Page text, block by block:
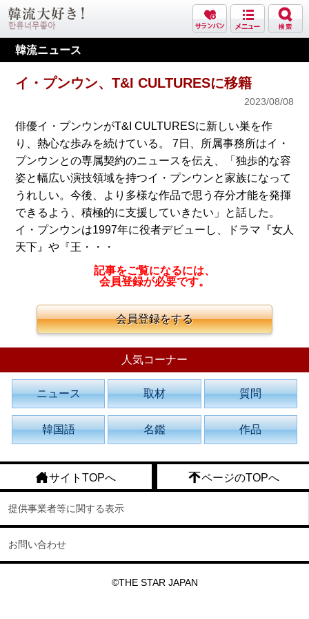
韓流ニュース
イ・プンウン、T&I CULTURESに移籍
2023/08/08
俳優イ・プンウンがT&I CULTURESに新しい巣を作
り、熱心な歩みを続けている。 7日、所属事務所はイ・
プンウンとの専属契約のニュースを伝え、「独歩的な容
姿と幅広い演技領域を持つイ・プンウンと家族になって
うれしい。今後、より多様な作品で思う存分才能を発揮
できるよう、積極的に支援していきたい」と話した。
イ・プンウンは1997年に役者デビューし、ドラマ『女人
天下』や『王・・・
記事をご覧になるには、
会員登録が必要です。
会員登録をする
人気コーナー
ニュース 取材 質問
韓国語 名鑑 作品
サイトTOPへ ページのTOPへ
提供事業者等に関する表示
お問い合わせ
©THE STAR JAPAN